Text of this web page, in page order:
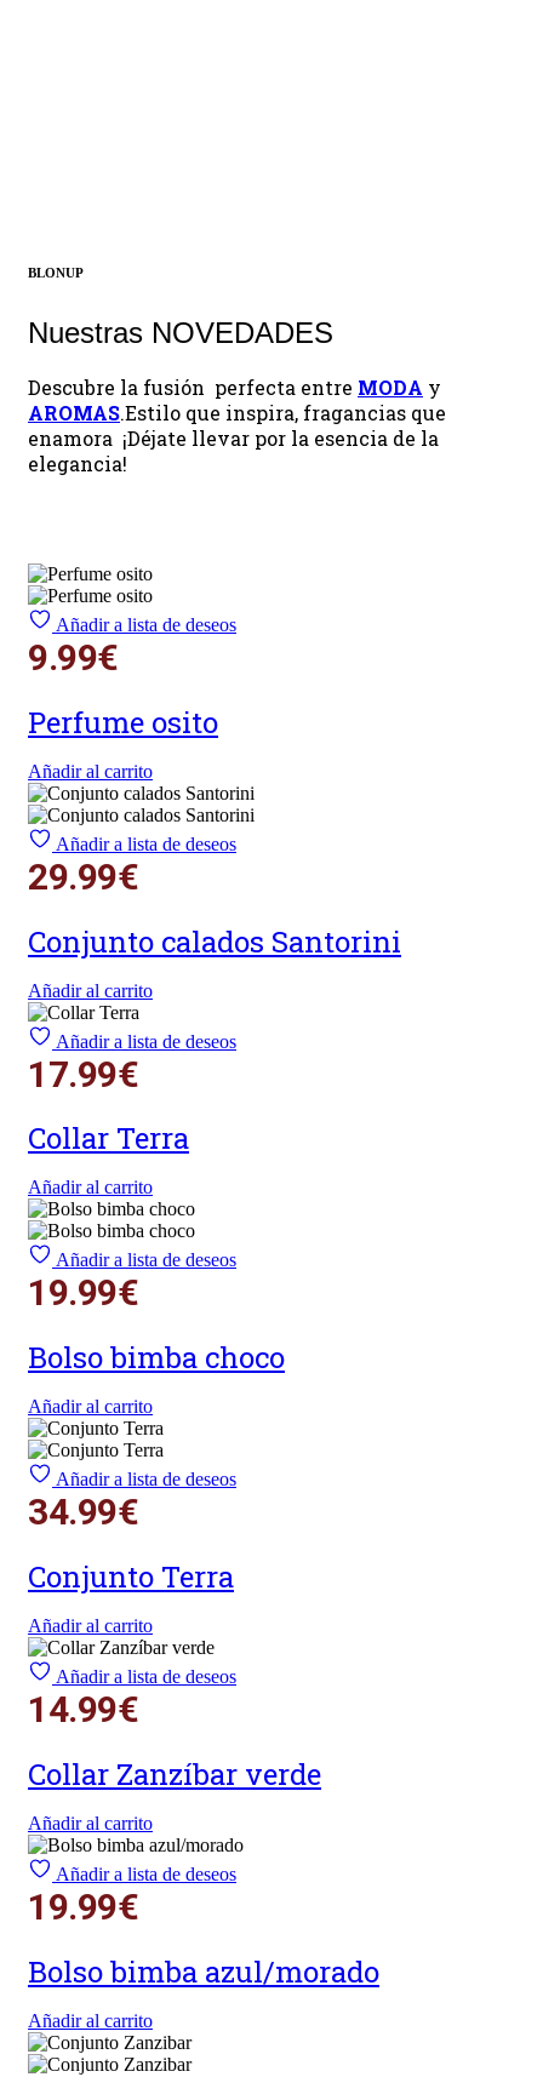
BLONUP
Nuestras NOVEDADES
Descubre la fusión perfecta entre MODA y
AROMAS.Estilo que inspira, fragancias que
enamora ¡Déjate llevar por la esencia de la
elegancia!
Añadir a lista de deseos
9.99€
Perfume osito
Añadir al carrito
Añadir a lista de deseos
29.99€
Conjunto calados Santorini
Añadir al carrito
Añadir a lista de deseos
17.99€
Collar Terra
Añadir al carrito
Añadir a lista de deseos
19.99€
Bolso bimba choco
Añadir al carrito
Añadir a lista de deseos
34.99€
Conjunto Terra
Añadir al carrito
Añadir a lista de deseos
14.99€
Collar Zanzíbar verde
Añadir al carrito
Añadir a lista de deseos
19.99€
Bolso bimba azul/morado
Añadir al carrito